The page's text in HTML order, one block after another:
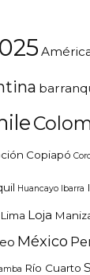
Copiapó
Huancayo Ibarra
Lima Loja
México
Río Cuarto